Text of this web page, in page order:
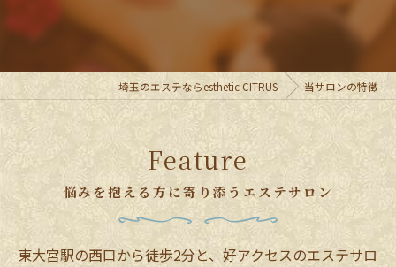
埼玉のエステならesthetic CITRUS 当サロンの特徴
悩みを抱える方に寄り添うエステサロン
Feature
東大宮駅の西口から徒歩2分と、好アクセスのエステサロ